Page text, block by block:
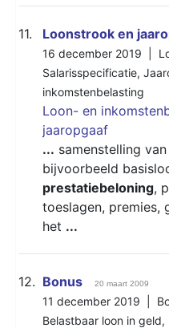
11. Loonstrook en
16 december 2019 |
Salarisspecificatie,
inkomstenbelasting
Loon- en
jaaropgaaf
... samenstelling
bijvoorbeeld
prestatiebeloning,
toeslagen, premies,
het ...
12. Bonus 20 maart 2009
11 december 2019 |
Belastbaar loon in geld,